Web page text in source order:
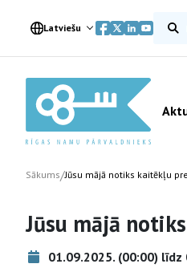
Latviešu
Sākums/Jūsu mājā notiks kaitēkļu
Jūsu mājā
01.09.2025. (00:00) līdz